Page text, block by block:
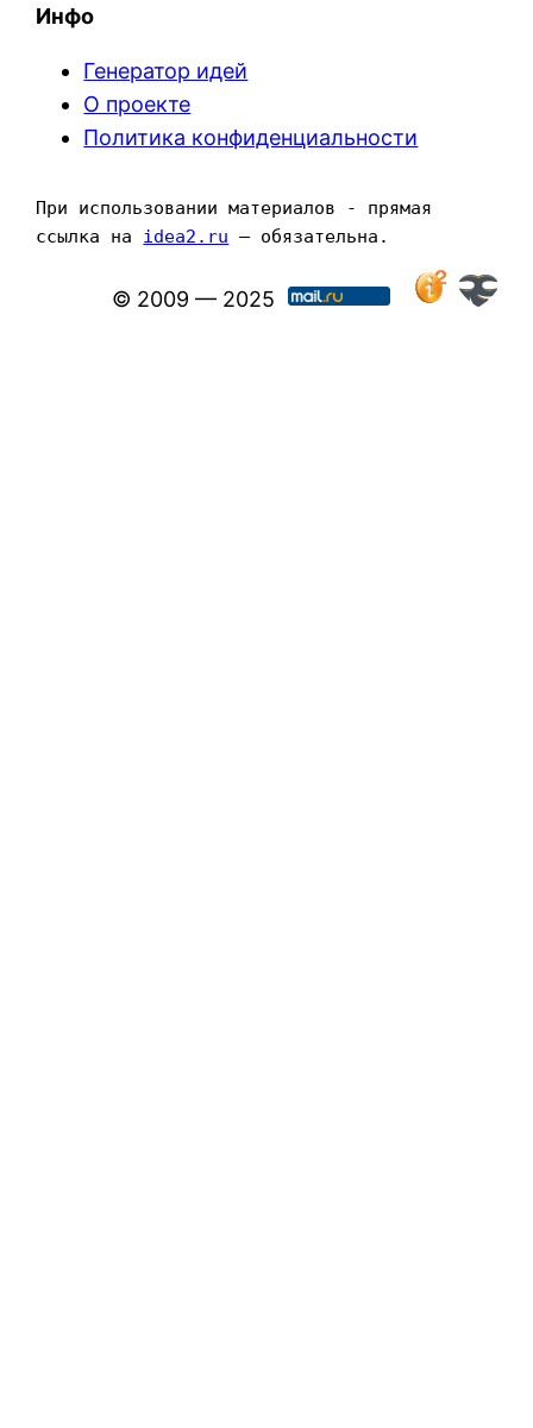
Инфо
Генератор идей
О проекте
Политика конфиденциальности
При использовании материалов - прямая
ссылка на idea2.ru — обязательна.
© 2009 — 2025